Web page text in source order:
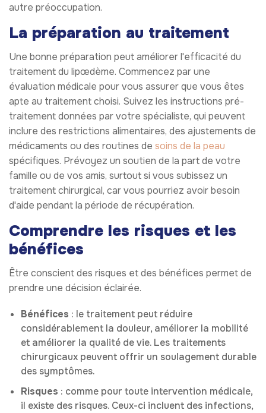
autre préoccupation.
La préparation au traitement
Une bonne préparation peut améliorer l'efficacité du
traitement du lipœdème. Commencez par une
évaluation médicale pour vous assurer que vous êtes
apte au traitement choisi. Suivez les instructions pré-
traitement données par votre spécialiste, qui peuvent
inclure des restrictions alimentaires, des ajustements de
médicaments ou des routines de soins de la peau
spécifiques. Prévoyez un soutien de la part de votre
famille ou de vos amis, surtout si vous subissez un
traitement chirurgical, car vous pourriez avoir besoin
d'aide pendant la période de récupération.
Comprendre les risques et les
bénéfices
Être conscient des risques et des bénéfices permet de
prendre une décision éclairée.
Bénéfices : le traitement peut réduire
considérablement la douleur, améliorer la mobilité
et améliorer la qualité de vie. Les traitements
chirurgicaux peuvent offrir un soulagement durable
des symptômes.
Risques : comme pour toute intervention médicale,
il existe des risques. Ceux-ci incluent des infections,